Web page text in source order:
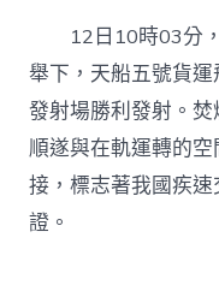
12日10時03分
舉下，天船五號貨
發射場勝利發射。
順遂與在軌運轉的
接，標志著我國疾
證。